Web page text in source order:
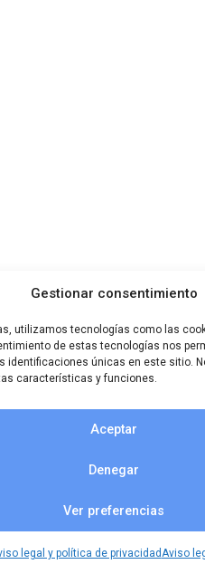
Gestionar consentimiento
utilizamos tecnologías como las
de estas tecnologías nos
identificaciones únicas en este sitio.
características y funciones.
Aceptar
Denegar
Ver preferencias
legal y política de privacidadAviso